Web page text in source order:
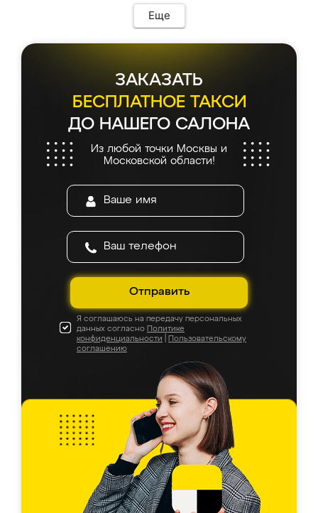
Еще
ЗАКАЗАТЬ
БЕСПЛАТНОЕ ТАКСИ
ДО НАШЕГО САЛОНА
Из любой точки Москвы и
Московской области!
Отправить
Я соглашаюсь на передачу персональных
данных согласно Политике
конфиденциальности
Пользовательскому
соглашению